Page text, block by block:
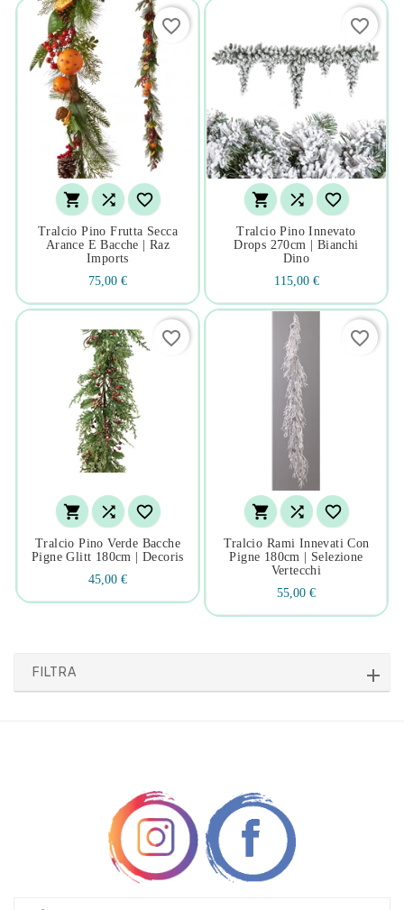
  
Tralcio Pino Frutta Secca
Arance E Bacche | Raz
Imports
75,00 €
favorite_border
  
Tralcio Pino Innevato
Drops 270cm | Bianchi
Dino
115,00 €
favorite_border
  
Tralcio Pino Verde Bacche
Pigne Glitt 180cm | Decoris
45,00 €
favorite_border
  
Tralcio Rami Innevati Con
Pigne 180cm | Selezione
Vertecchi
55,00 €
favorite_border
FILTRA